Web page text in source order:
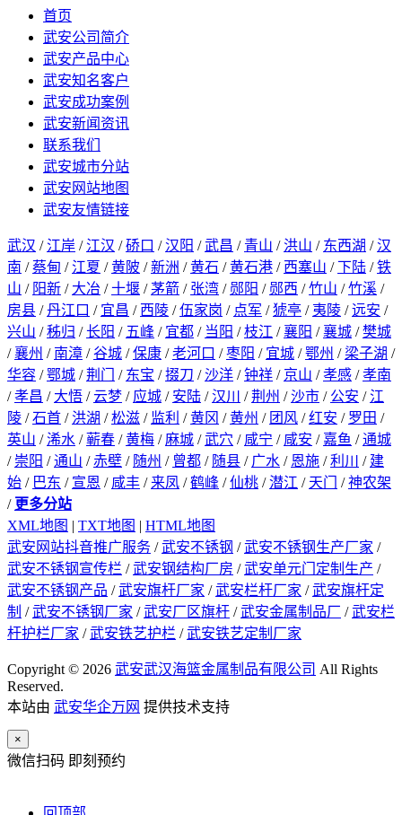
首页
武安公司简介
武安产品中心
武安知名客户
武安成功案例
武安新闻资讯
联系我们
武安城市分站
武安网站地图
武安友情链接
武汉 / 江岸 / 江汉 /硚口 /汉阳 /武昌 / 青山 / 洪山 / 东西湖 /汉
南 /蔡甸 / 江夏 /黄陂 /新洲 /黄石 /黄石港 / 西塞山 /下陆 /铁
山 / 阳新 / 大冶 /十堰 /茅箭 / 张湾 / 郧阳 / 郧西 /竹山 /竹溪 /
房县 /丹江口 / 宜昌 / 西陵 /伍家岗 / 点军 /猇亭 / 夷陵 /远安 /
兴山 /秭归 /长阳 / 五峰 / 宜都 / 当阳 /枝江 /襄阳 /襄城 /樊城
/襄州 / 南漳 /谷城 /保康 /老河口 /枣阳 / 宜城 /鄂州 / 梁子湖 /
华容 /鄂城 /荆门 / 东宝 /掇刀 /沙洋 /钟祥 / 京山 /孝感 /孝南
/孝昌 / 大悟 /云梦 / 应城 / 安陆 /汉川 /荆州 /沙市 / 公安 / 江
陵 /石首 / 洪湖 /松滋 / 监利 /黄冈 /黄州 / 团风 /红安 / 罗田 /
英山 /浠水 /蕲春 /黄梅 / 麻城 /武穴 / 咸宁 / 咸安 / 嘉鱼 /通城
/ 崇阳 /通山 /赤壁 / 随州 / 曾都 / 随县 / 广水 / 恩施 /利川 / 建
始 / 巴东 / 宣恩 / 咸丰 / 来凤 /鹤峰 /仙桃 /潜江 / 天门 /神农架
/ 更多分站
XML地图 | TXT地图 | HTML地图
武安网站抖音推广服务 /武安不锈钢 /武安不锈钢生产厂家 /
武安不锈钢宣传栏 /武安钢结构厂房 /武安单元门定制生产 /
武安不锈钢产品 /武安旗杆厂家 /武安栏杆厂家 /武安旗杆定
制 /武安不锈钢厂家 /武安厂区旗杆 /武安金属制品厂 /武安栏
杆护栏厂家 /武安铁艺护栏 /武安铁艺定制厂家
Copyright © 2026 武安武汉海篮金属制品有限公司 All Rights
Reserved.
本站由 武安华企万网 提供技术支持
×
微信扫码 即刻预约